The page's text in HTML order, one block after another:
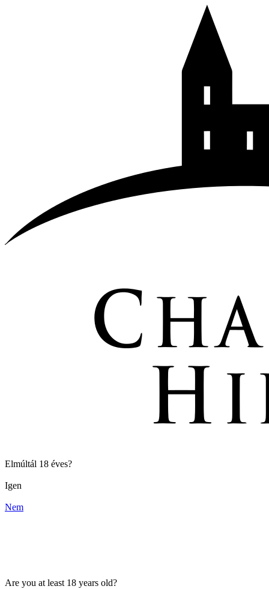
Elmúltál 18 éves?
Igen
Nem
Are you at least 18 years old?